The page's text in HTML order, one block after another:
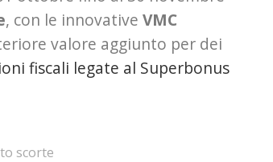
, con le innovative VMC
valore aggiunto per dei
fiscali legate al Superbonus
scorte